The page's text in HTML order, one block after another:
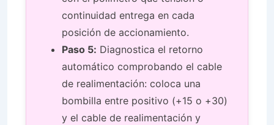
continuidad entrega en cada
posición de accionamiento.
Paso 5: Diagnostica el retorno
automático comprobando el cable
de realimentación: coloca una
bombilla entre positivo (+15 o +30)
y el cable de realimentación y